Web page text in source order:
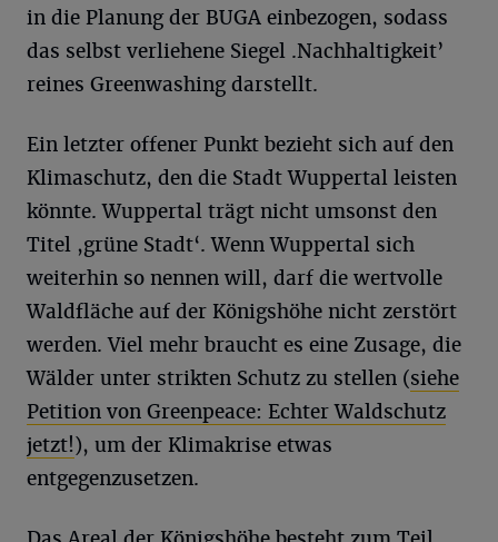
in die Planung der BUGA einbezogen, sodass
das selbst verliehene Siegel .Nachhaltigkeit’
reines Greenwashing darstellt.
Ein letzter offener Punkt bezieht sich auf den
Klimaschutz, den die Stadt Wuppertal leisten
könnte. Wuppertal trägt nicht umsonst den
Titel ,grüne Stadt‘. Wenn Wuppertal sich
weiterhin so nennen will, darf die wertvolle
Waldfläche auf der Königshöhe nicht zerstört
werden. Viel mehr braucht es eine Zusage, die
Wälder unter strikten Schutz zu stellen (siehe
Petition von Greenpeace: Echter Waldschutz
jetzt!), um der Klimakrise etwas
entgegenzusetzen.